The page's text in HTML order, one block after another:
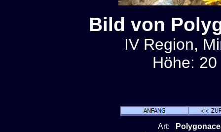
Bild von
IV Region,
Höhe:
Art: